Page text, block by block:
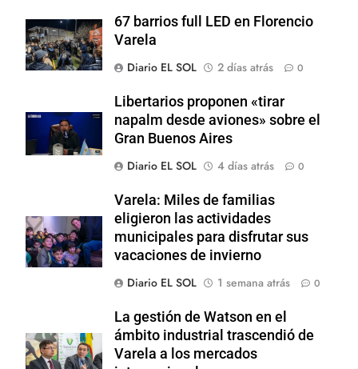
67 barrios full LED en Florencio
Varela
Diario EL SOL
2 días atrás 0
Libertarios proponen «tirar
napalm desde aviones» sobre el
Gran Buenos Aires
Diario EL SOL
4 días atrás 0
Varela: Miles de familias
eligieron las actividades
municipales para disfrutar sus
vacaciones de invierno
Diario EL SOL
1 semana atrás 0
La gestión de Watson en el
ámbito industrial trascendió de
Varela a los mercados